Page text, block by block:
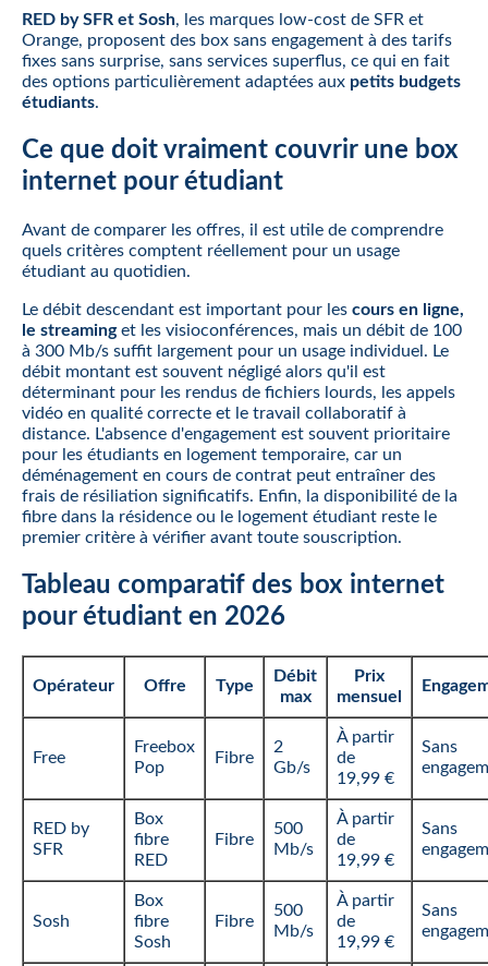
RED by SFR et Sosh, les marques low-cost de SFR et
Orange, proposent des box sans engagement à des tarifs
fixes sans surprise, sans services superflus, ce qui en fait
des options particulièrement adaptées aux petits budgets
étudiants.
Ce que doit vraiment couvrir une box
internet pour étudiant
Avant de comparer les offres, il est utile de comprendre
quels critères comptent réellement pour un usage
étudiant au quotidien.
Le débit descendant est important pour les cours en ligne,
le streaminget les visioconférences, mais un débit de 100
à 300 Mb/s suffit largement pour un usage individuel. Le
débit montant est souvent négligé alors qu'il est
déterminant pour les rendus de fichiers lourds, les appels
vidéo en qualité correcte et le travail collaboratif à
distance. L'absence d'engagement est souvent prioritaire
pour les étudiants en logement temporaire, car un
déménagement en cours de contrat peut entraîner des
frais de résiliation significatifs. Enfin, la disponibilité de la
fibre dans la résidence ou le logement étudiant reste le
premier critère à vérifier avant toute souscription.
Tableau comparatif des box internet
pour étudiant en 2026
Opérateur Offre Type
Débit
max
Prix
mensuel
Free
Freebox
Pop
Fibre
2
Gb/s
À partir
de
19,99 €
Sans
RED by
SFR
Box
fibre
RED
Fibre
500
Mb/s
À partir
de
19,99 €
Sans
Sosh
Box
fibre
Sosh
Fibre
500
Mb/s
À partir
de
19,99 €
Sans